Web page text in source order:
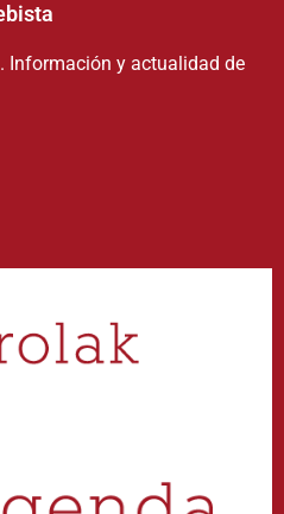
Información y actualidad de